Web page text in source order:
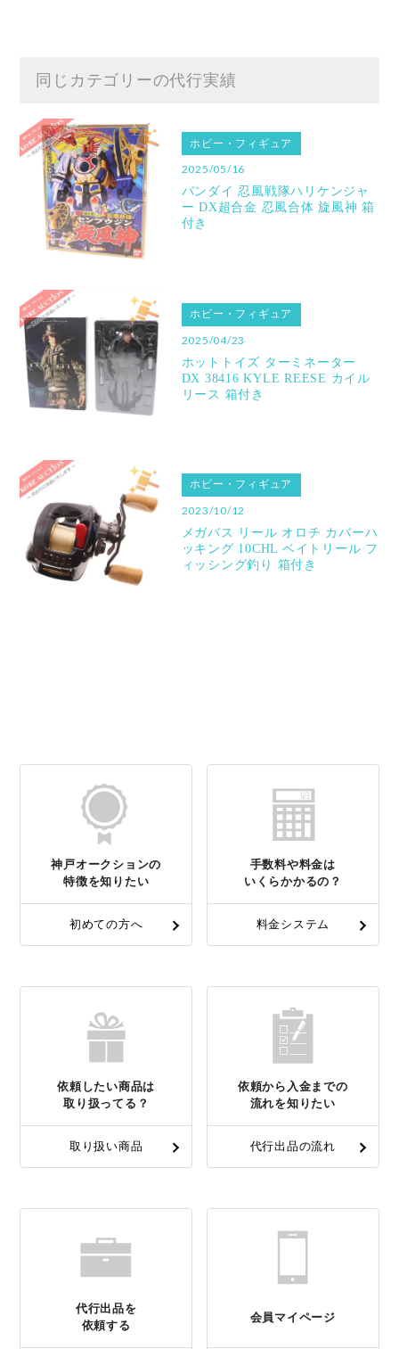
同じカテゴリーの代行実績
ホビー・フィギュア
2025/05/16
バンダイ 忍風戦隊ハリケンジャ
ー DX超合金 忍風合体 旋風神 箱
付き
ホビー・フィギュア
2025/04/23
ホットトイズ ターミネーター
DX 38416 KYLE REESE カイル
リース 箱付き
ホビー・フィギュア
2023/10/12
メガバス リール オロチ カバーハ
ッキング 10CHL ベイトリール フ
ィッシング釣り 箱付き
神戸オークションの
特徴を知りたい
初めての方へ
手数料や料金は
いくらかかるの？
料金システム
依頼したい商品は
取り扱ってる？
取り扱い商品
依頼から入金までの
流れを知りたい
代行出品の流れ
代行出品を
依頼する
会員マイページ